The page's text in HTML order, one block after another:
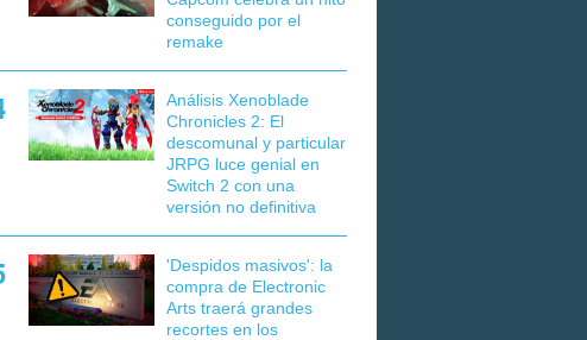
conseguido por el
remake
Análisis Xenoblade
Chronicles 2: El
descomunal y particular
JRPG luce genial en
Switch 2 con una
versión no definitiva
'Despidos masivos': la
compra de Electronic
Arts traerá grandes
recortes en los